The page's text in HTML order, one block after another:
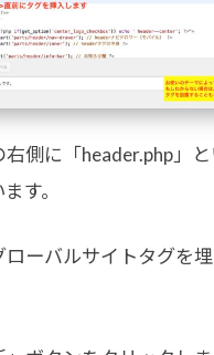
側に「header.php」
す。
ローバルサイトタグを